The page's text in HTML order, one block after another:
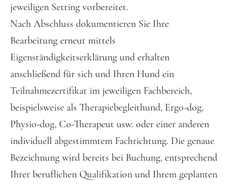
jeweiligen Setting vorbereitet.
Nach Abschluss dokumentieren Sie Ihre
Bearbeitung erneut mittels
Eigenständigkeitserklärung und erhalten
anschließend für sich und Ihren Hund ein
Teilnahmezertifikat im jeweiligen Fachbereich,
beispielsweise als Therapiebegleithund, Ergo-dog,
Physio-dog, Co-Therapeut usw. oder einer anderen
individuell abgestimmtem Fachrichtung. Die genaue
Bezeichnung wird bereits bei Buchung, entsprechend
Ihrer beruflichen Qualifikation und Ihrem geplanten